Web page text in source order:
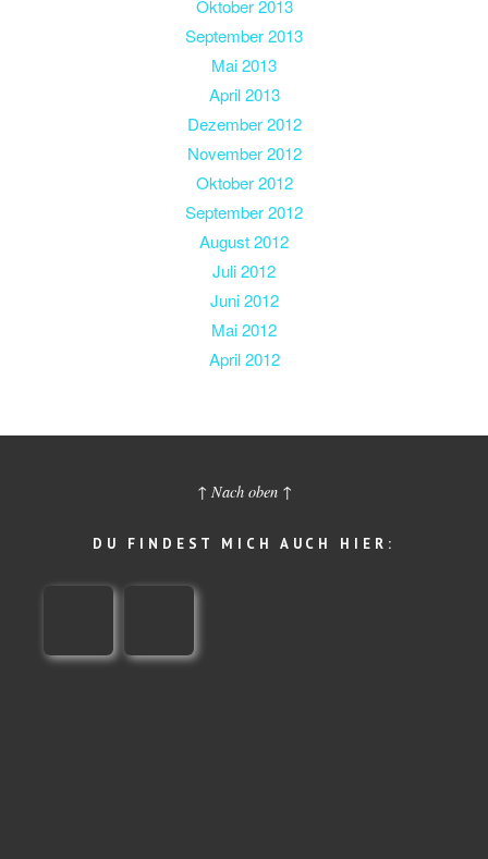
Oktober 2013
September 2013
Mai 2013
April 2013
Dezember 2012
November 2012
Oktober 2012
September 2012
August 2012
Juli 2012
Juni 2012
Mai 2012
April 2012
↑ Nach oben ↑
DU FINDEST MICH AUCH HIER: